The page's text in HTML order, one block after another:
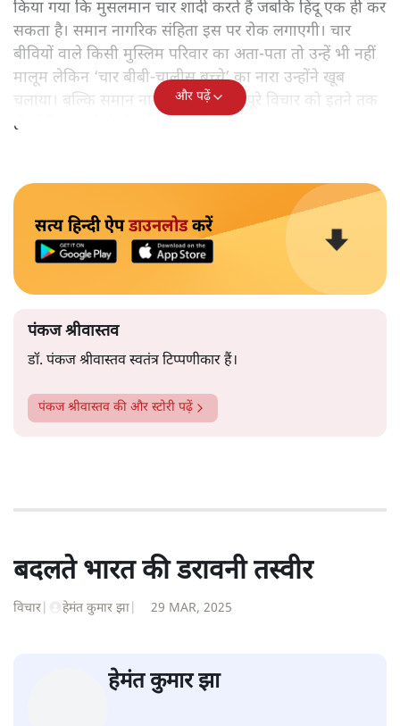
किया गया कि मुसलमान चार शादी करते हैं जबकि हिंदू एक ही कर
सकता है। समान नागरिक संहिता इस पर रोक लगाएगी। चार
बीवियों वाले किसी मुस्लिम परिवार का अता-पता तो उन्हें भी नहीं
मालूम लेकिन ‘चार बीबी-चालीस बच्चे’ का नारा उन्होंने खूब
चलाया। बल्कि समान नागरिक संहिता के पूरे विचार को इतने तक
ही सीमित रखने में ही रुचि दिखायी।
और पढ़ें
सत्य हिन्दी ऐपडाउनलोडकरें
पंकज श्रीवास्तव
डॉ. पंकज श्रीवास्तव स्वतंत्र टिप्पणीकार हैं।
पंकज श्रीवास्तव की और स्टोरी पढ़ें
बदलते भारत की डरावनी तस्वीर
विचार हेमंत कुमार झा 29 MAR, 2025